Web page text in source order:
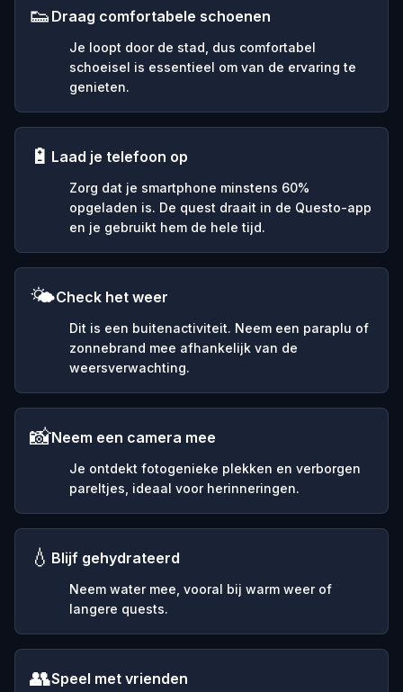
👟 Draag comfortabele schoenen
Je loopt door de stad, dus comfortabel
schoeisel is essentieel om van de ervaring te
genieten.
🔋 Laad je telefoon op
Zorg dat je smartphone minstens 60%
opgeladen is. De quest draait in de Questo-app
en je gebruikt hem de hele tijd.
🌤️Check het weer
Dit is een buitenactiviteit. Neem een paraplu of
zonnebrand mee afhankelijk van de
weersverwachting.
📸Neem een camera mee
Je ontdekt fotogenieke plekken en verborgen
pareltjes, ideaal voor herinneringen.
💧 Blijf gehydrateerd
Neem water mee, vooral bij warm weer of
langere quests.
👥Speel met vrienden